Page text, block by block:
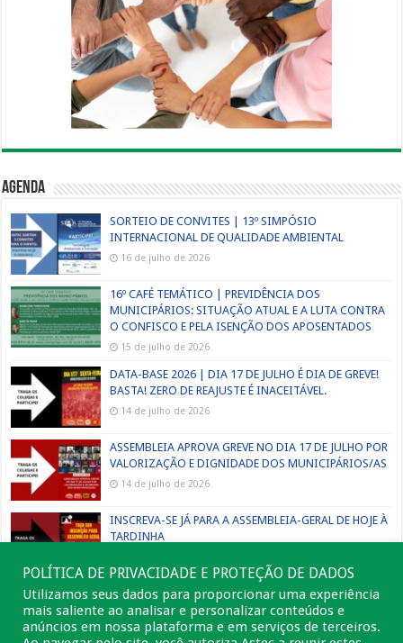
Agenda
SORTEIO DE CONVITES | 13º SIMPÓSIO
INTERNACIONAL DE QUALIDADE AMBIENTAL
16 de julho de 2026
16º CAFÉ TEMÁTICO | PREVIDÊNCIA DOS
MUNICIPÁRIOS: SITUAÇÃO ATUAL E A LUTA CONTRA
O CONFISCO E PELA ISENÇÃO DOS APOSENTADOS
15 de julho de 2026
DATA-BASE 2026 | DIA 17 DE JULHO É DIA DE GREVE!
BASTA! ZERO DE REAJUSTE É INACEITÁVEL.
14 de julho de 2026
ASSEMBLEIA APROVA GREVE NO DIA 17 DE JULHO POR
VALORIZAÇÃO E DIGNIDADE DOS MUNICIPÁRIOS/AS
14 de julho de 2026
INSCREVA-SE JÁ PARA A ASSEMBLEIA-GERAL DE HOJE À
TARDINHA
POLÍTICA DE PRIVACIDADE E PROTEÇÃO DE DADOS
Utilizamos seus dados para proporcionar uma experiência
mais saliente ao analisar e personalizar conteúdos e
anúncios em nossa plataforma e em serviços de terceiros.